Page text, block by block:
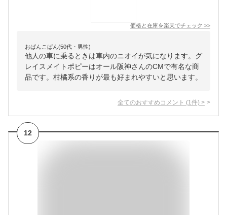
価格と在庫を楽天でチェック >>
おぱんこぱん(50代・男性)
他人の車に乗るときは車内のニオイが気になります。グ
レイスメイトポピーはオール阪神さんのCMで有名な商
品です。柑橘系の香りが最も好まれやすいと思います。
全てのおすすめコメント (1 件) >
12